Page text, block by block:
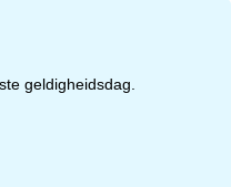
geldigheidsdag.